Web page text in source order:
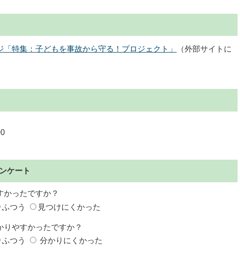
特集：子どもを事故から守る！プロジェクト」
（外部サイトに
ケート
かったですか？
ふつう 見つけにくかった
りやすかったですか？
ふつう 分かりにくかった